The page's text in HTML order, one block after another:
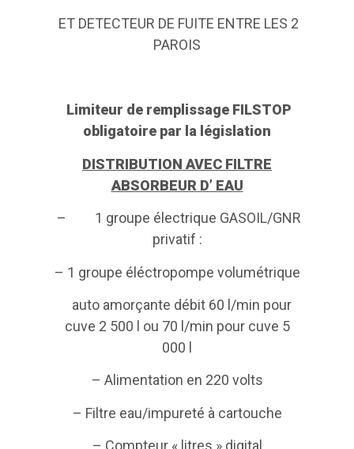
ET DETECTEUR DE FUITE ENTRE LES 2
PAROIS
Limiteur de remplissage FILSTOP
obligatoire par la législation
DISTRIBUTION AVEC FILTRE
ABSORBEUR D’ EAU
– 1 groupe électrique GASOIL/GNR
privatif :
– 1 groupe éléctropompe volumétrique
auto amorçante débit 60 l/min pour
cuve 2 500 l ou 70 l/min pour cuve 5
000 l
– Alimentation en 220 volts
– Filtre eau/impureté à cartouche
– Compteur « litres » digital